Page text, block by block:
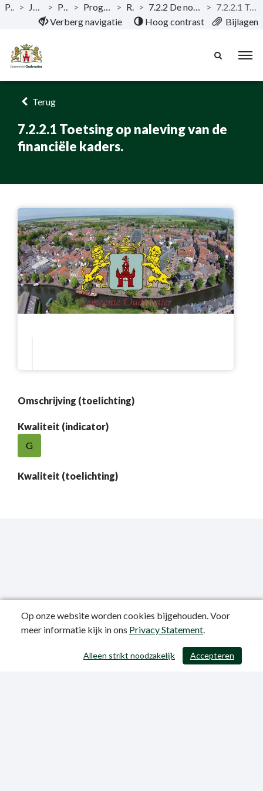
Naar hoofdinhoud
Publicaties > Jaarstukken 2022 > Programma's > Programma 7 Algemene inkomsten > Resultaat > 7.2.2 De nota Financiële Sturing wordt nageleefd en gehandhaafd. >
7.2.2.1 Toetsing op naleving van de financiële kaders.
Verberg navigatie
Hoog contrast Bijlagen
Terug
7.2.2.1 Toetsing op naleving van de
financiële kaders.
Omschrijving (toelichting)
Kwaliteit (indicator)
G
Kwaliteit (toelichting)
/ 403
Publicatiedatum: 12-06-2023
Op onze website worden cookies bijgehouden. Voor
meer informatie kijk in ons Privacy Statement.
Accepteren
Alleen strikt noodzakelijk